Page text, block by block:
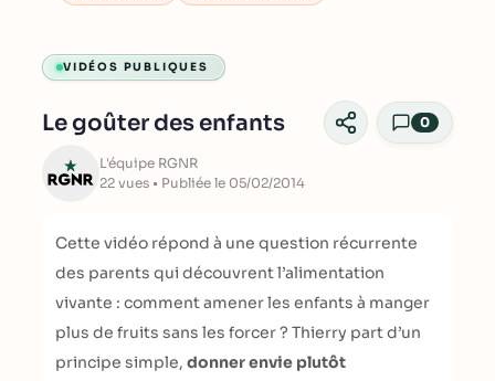
VIDÉOS PUBLIQUES
Le goûter des enfants 0
L'équipe RGNR
22 vues • Publiée le 05/02/2014
Cette vidéo répond à une question récurrente
des parents qui découvrent l’alimentation
vivante : comment amener les enfants à manger
plus de fruits sans les forcer ? Thierry part d’un
principe simple, donner envie plutôt